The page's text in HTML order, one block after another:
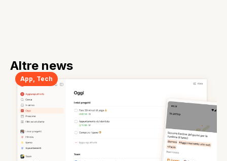
Altre news
App Tech